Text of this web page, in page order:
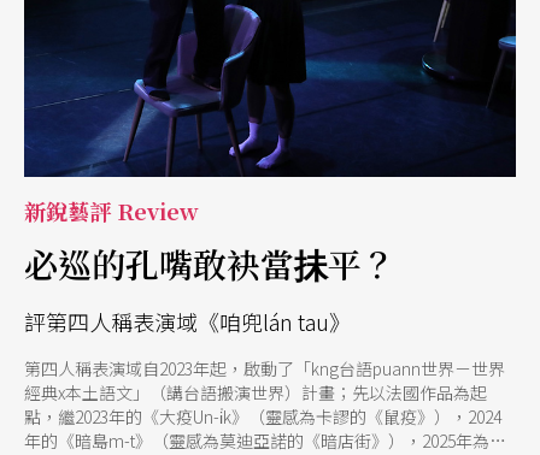
新銳藝評 Review
必巡的孔嘴敢袂當抺平？
評第四人稱表演域《咱兜lán tau》
第四人稱表演域自2023年起，啟動了「kng台語puann世界－世界
經典x本土語文」（講台語搬演世界）計畫；先以法國作品為起
點，繼2023年的《大疫Un-i̍k》（靈感為卡謬的《鼠疫》），2024
年的《暗島m-t》（靈感為莫迪亞諾的《暗店街》），2025年為計